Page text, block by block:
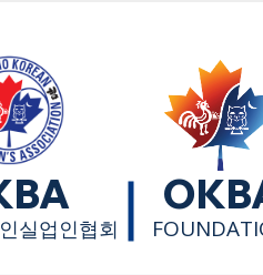
실업인협회